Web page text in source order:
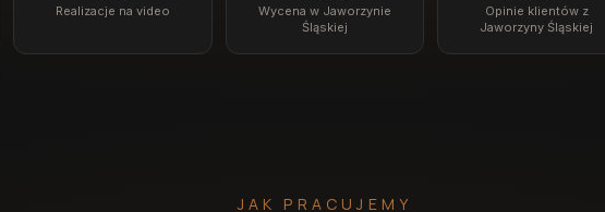
Realizacje na video
Wycena w Jaworzynie
Śląskiej
Opinie klientów z
Jaworzyny Śląskiej
JAK PRACUJEMY